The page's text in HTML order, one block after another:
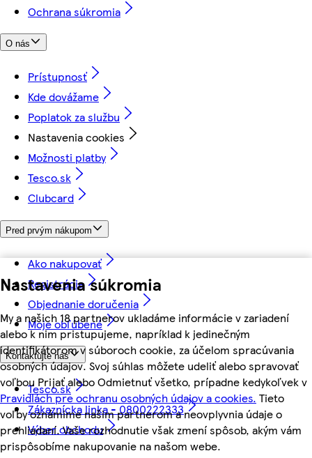
Nastavenia súkromia
My a našich 18 partnerov ukladáme informácie v zariadení
alebo k nim pristupujeme, napríklad k jedinečným
identifikátorom v súboroch cookie, za účelom spracúvania
osobných údajov. Svoj súhlas môžete udeliť alebo spravovať
voľbou Prijať alebo Odmietnuť všetko, prípadne kedykoľvek v
Pravidlách pre ochranu osobných údajov a cookies. Tieto
voľby oznámime našim partnerom a neovplyvnia údaje o
prehliadaní. Vaše rozhodnutie však zmení spôsob, akým vám
prispôsobíme nakupovanie na našom webe.
Ochrana súkromia
O nás
Prístupnosť
Kde dovážame
Poplatok za službu
Nastavenia cookies
Možnosti platby
Tesco.sk
Clubcard
Pred prvým nákupom
Ako nakupovať
Registrácia
Objednanie doručenia
Moje obľúbené
Kontaktujte nás
Tesco.sk
Zákaznícka linka - 0800222333
Výber obchodu